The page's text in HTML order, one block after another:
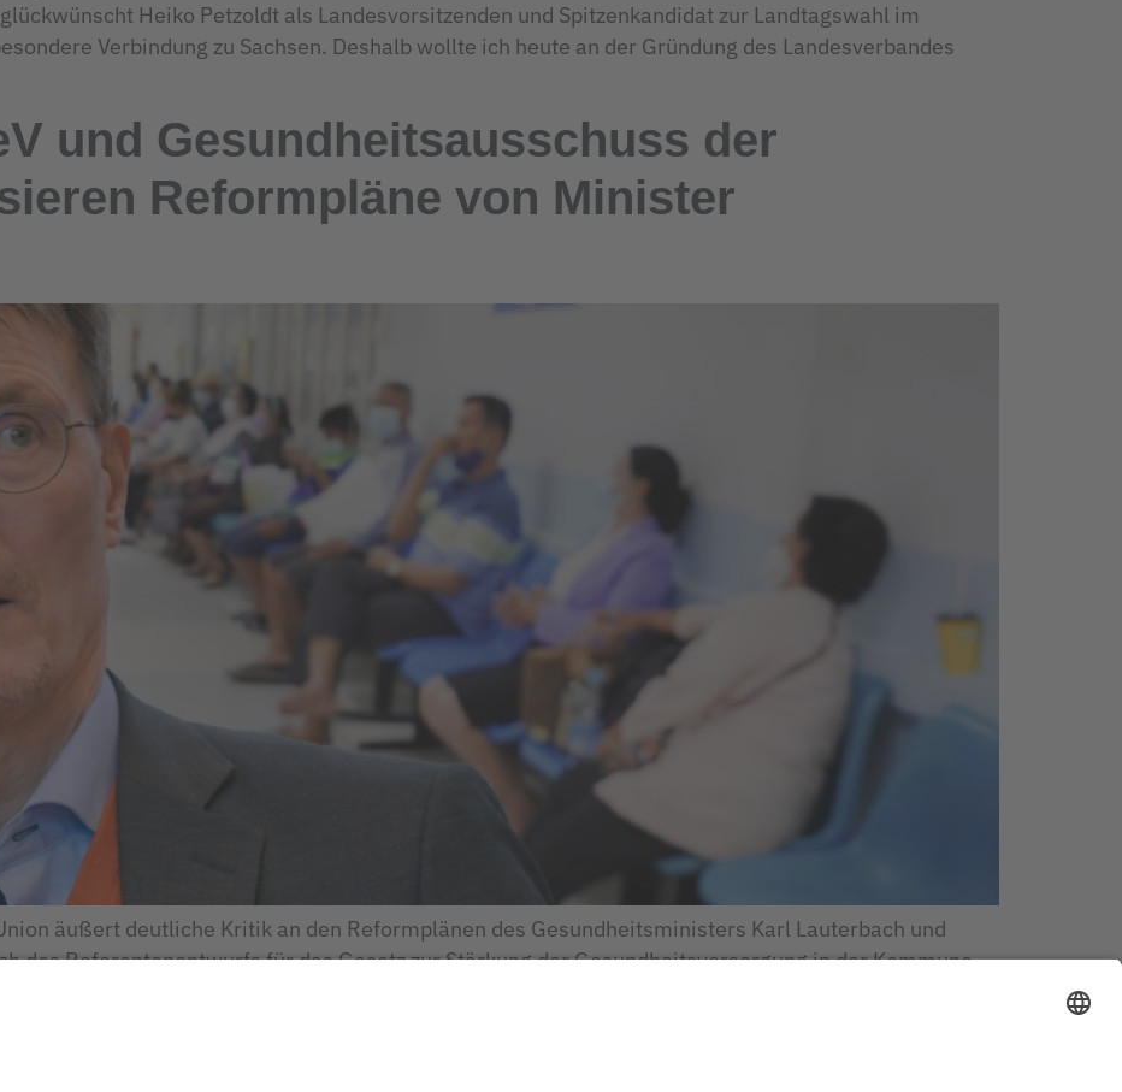
Heiko Petzoldt als Landesvorsitzenden und Spitzenkandidat zur Landtagswahl im
Verbindung zu Sachsen. Deshalb wollte ich heute an der Gründung des Landesverbandes
und Gesundheitsausschuss der
Reformpläne von Minister
äußert deutliche Kritik an den Reformplänen des Gesundheitsministers Karl Lauterbach und
des Referentenentwurfs für das Gesetz zur Stärkung der Gesundheitsversorgung in der Kommune
hausärztlichen Vergütung sowie zur Einführung von […]